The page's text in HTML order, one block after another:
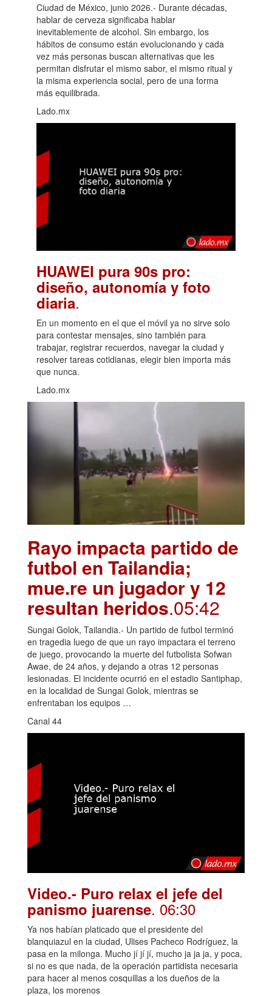
Ciudad de México, junio 2026.- Durante décadas,
hablar de cerveza significaba hablar
inevitablemente de alcohol. Sin embargo, los
hábitos de consumo están evolucionando y cada
vez más personas buscan alternativas que les
permitan disfrutar el mismo sabor, el mismo ritual y
la misma experiencia social, pero de una forma
más equilibrada.
Lado.mx
HUAWEI pura 90s pro:
diseño, autonomía y foto
diaria.
En un momento en el que el móvil ya no sirve solo
para contestar mensajes, sino también para
trabajar, registrar recuerdos, navegar la ciudad y
resolver tareas cotidianas, elegir bien importa más
que nunca.
Lado.mx
Rayo impacta partido de
futbol en Tailandia;
mue.re un jugador y 12
resultan heridos.05:42
Sungai Golok, Tailandia.- Un partido de futbol terminó
en tragedia luego de que un rayo impactara el terreno
de juego, provocando la muerte del futbolista Sofwan
Awae, de 24 años, y dejando a otras 12 personas
lesionadas. El incidente ocurrió en el estadio Santiphap,
en la localidad de Sungai Golok, mientras se
enfrentaban los equipos …
Canal 44
Video.- Puro relax el jefe del
panismo juarense. 06:30
Ya nos habían platicado que el presidente del
blanquiazul en la ciudad, Ulises Pacheco Rodríguez, la
pasa en la milonga. Mucho jí jí jí, mucho ja ja ja, y poca,
si no es que nada, de la operación partidista necesaria
para hacer al menos cosquillas a los dueños de la
plaza, los morenos